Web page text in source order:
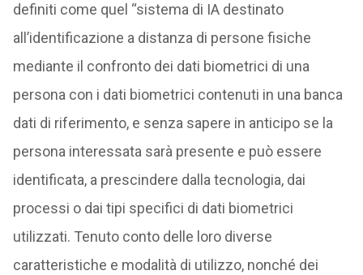
definiti come quel “sistema di IA destinato
all’identificazione a distanza di persone fisiche
mediante il confronto dei dati biometrici di una
persona con i dati biometrici contenuti in una banca
dati di riferimento, e senza sapere in anticipo se la
persona interessata sarà presente e può essere
identificata, a prescindere dalla tecnologia, dai
processi o dai tipi specifici di dati biometrici
utilizzati. Tenuto conto delle loro diverse
caratteristiche e modalità di utilizzo, nonché dei